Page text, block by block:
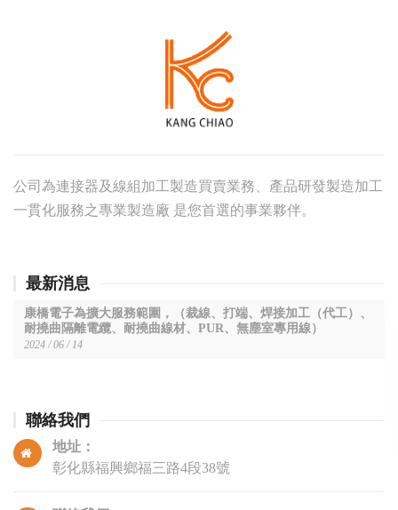
公司為連接器及線組加工製造買賣業務、產品研發製造加工
一貫化服務之專業製造廠 是您首選的事業夥伴。
最新消息
康橋電子為擴大服務範圍，（裁線、打端、焊接加工（代工）、
耐撓曲隔離電纜、耐撓曲線材、PUR、無塵室專用線）
2024 / 06 / 14
聯絡我們
地址：
彰化縣福興鄉福三路4段38號